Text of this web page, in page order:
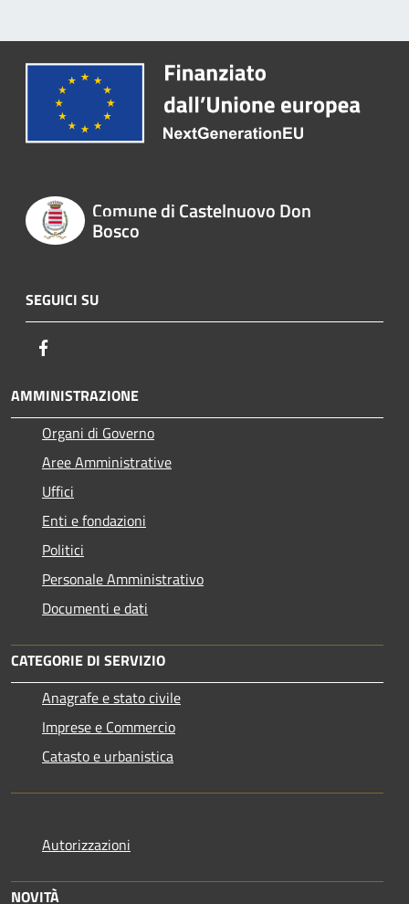
Comune di Castelnuovo Don
Bosco
SEGUICI SU
AMMINISTRAZIONE
Organi di Governo
Aree Amministrative
Uffici
Enti e fondazioni
Politici
Personale Amministrativo
Documenti e dati
CATEGORIE DI SERVIZIO
Anagrafe e stato civile
Imprese e Commercio
Catasto e urbanistica
Autorizzazioni
NOVITÀ